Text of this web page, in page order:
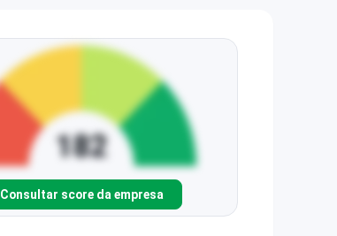
Consultar score da empresa